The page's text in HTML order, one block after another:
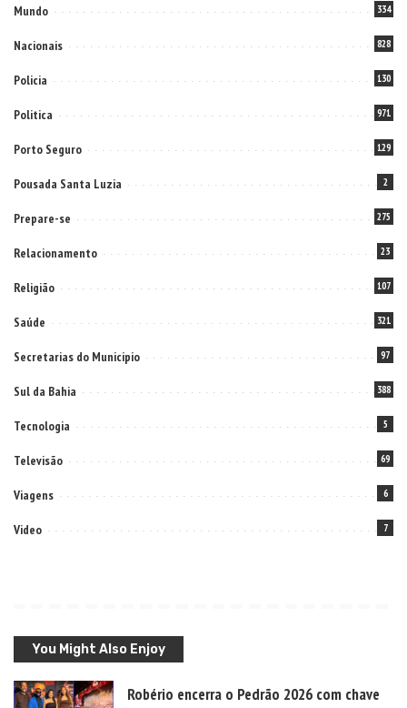
Mundo 334
Nacionais 828
Policia 130
Politica 971
Porto Seguro 129
Pousada Santa Luzia 2
Prepare-se 275
Relacionamento 23
Religião 107
Saúde 321
Secretarias do Municipio 97
Sul da Bahia 388
Tecnologia 5
Televisão 69
Viagens 6
Video 7
You Might Also Enjoy
Robério encerra o Pedrão 2026 com chave